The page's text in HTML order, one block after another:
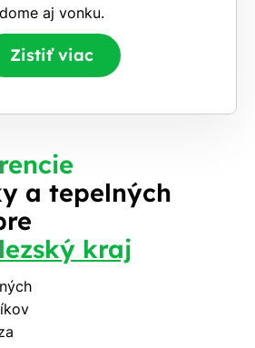
dome aj vonku.
Zistiť viac
a tepelných
kraj